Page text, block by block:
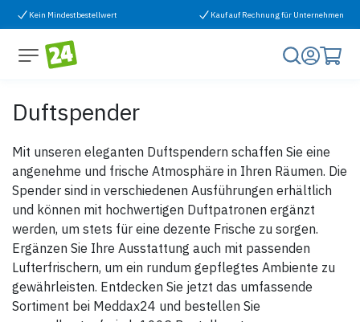
Zum Inhalt springen
Kein Mindestbestellwert Kauf auf Rechnung für Unternehmen
Duftspender
Mit unseren eleganten Duftspendern schaffen Sie eine
angenehme und frische Atmosphäre in Ihren Räumen. Die
Spender sind in verschiedenen Ausführungen erhältlich
und können mit hochwertigen Duftpatronen ergänzt
werden, um stets für eine dezente Frische zu sorgen.
Ergänzen Sie Ihre Ausstattung auch mit passenden
Lufterfrischern, um ein rundum gepflegtes Ambiente zu
gewährleisten. Entdecken Sie jetzt das umfassende
Sortiment bei Meddax24 und bestellen Sie